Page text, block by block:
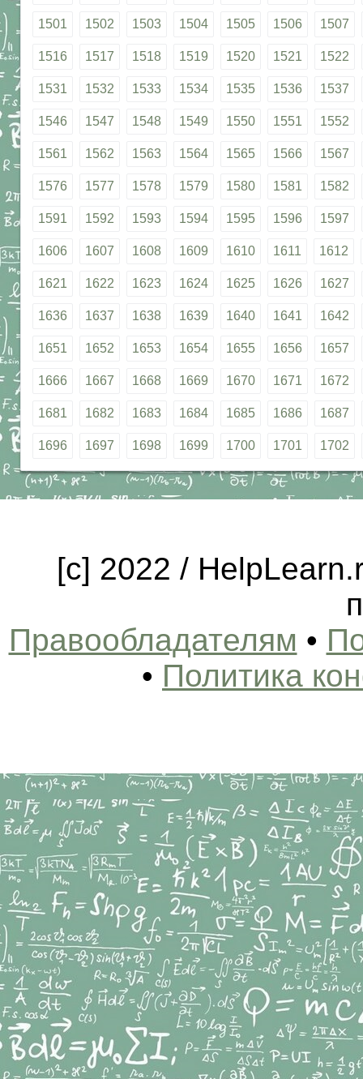
1501 1502 1503 1504 1505 1506 1507
1516 1517 1518 1519 1520 1521 1522
1531 1532 1533 1534 1535 1536 1537
1546 1547 1548 1549 1550 1551 1552
1561 1562 1563 1564 1565 1566 1567
1576 1577 1578 1579 1580 1581 1582
1591 1592 1593 1594 1595 1596 1597
1606 1607 1608 1609 1610 1611 1612
1621 1622 1623 1624 1625 1626 1627
1636 1637 1638 1639 1640 1641 1642
1651 1652 1653 1654 1655 1656 1657
1666 1667 1668 1669 1670 1671 1672
1681 1682 1683 1684 1685 1686 1687
1696 1697 1698 1699 1700 1701 1702
[c] 2022 /
Правообладателям •
• Политика